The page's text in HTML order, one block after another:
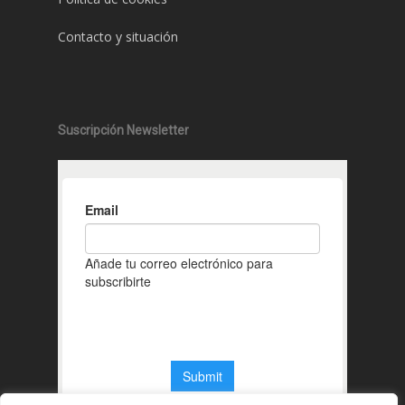
Contacto y situación
Suscripción Newsletter